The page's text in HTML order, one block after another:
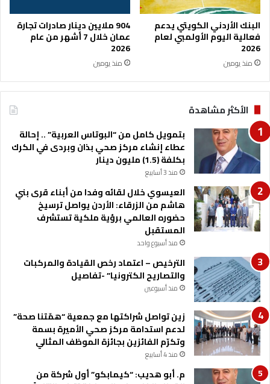
إ
ق
ب
ا
ل
ع
ي
ف
ع
ل
ى
ش
ر
ا
ء
ا
ل
أ
ا
ح
ي
ي
ه
ل
ط
ل
ء
ر
ص
ف
ة
م
س
ا
ر
ه
ا
م
ت
ب
ن
ى
ع
ل
ى
ط
ر
ي
البنك الأردني الكويتي يدعم
فعالية اليوم الأولمبي لعام
2026
منذ يومين
904 ملايين دينار صادرات تجارة
عمان خلال 7 أشهر من عام
2026
منذ يومين
الأكثر مشاهدة
بتمويل كامل من “البوتاس العربية” .. إحالة
عطاء إنشاء مركز صحي بذان وبردى في الكرك
بكلفة (1.5) مليون دينار
منذ 3 أسابيع
العيسوي خلال لقائه وفدا من أبناء قرى بني
هاشم من الزرقاء: الأردن يواصل ترسيخ
حضوره العالمي برؤية ملكية تستشرف
المستقبل
منذ أسبوع واحد
الترخيص – اعتماد رخص القيادة والمركبات
والتصاريح الكترونيا” -تفاصيل
منذ أسبوعين
زين تواصل شراكتها مع جمعية “همّتنا صحة”
لدعم استدامة مركز صحي الأميرة بسمة
وتكرّم الفائزين بجائزة الموظف المثالي
منذ 4 أسابيع
م. أبو هديب: “كيمابكو” أول شركة من